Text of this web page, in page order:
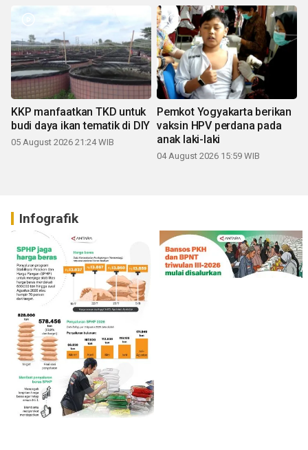
KKP manfaatkan TKD untuk
budi daya ikan tematik di DIY
05 August 2026 21:24 WIB
Pemkot Yogyakarta berikan
vaksin HPV perdana pada
anak laki-laki
04 August 2026 15:59 WIB
Infografik